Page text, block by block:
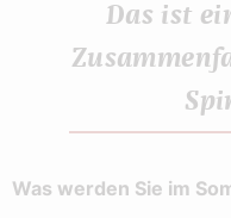
Das ist
Was werden Sie im